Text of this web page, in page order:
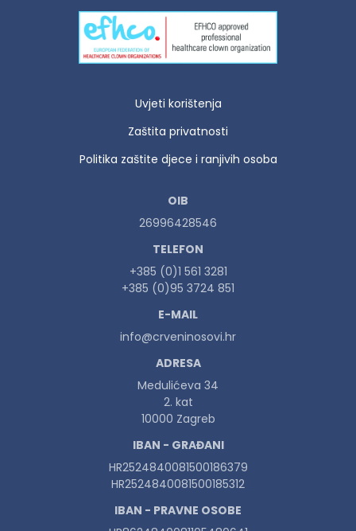
Uvjeti korištenja
Zaštita privatnosti
Politika zaštite djece i ranjivih osoba
OIB
26996428546
TELEFON
+385 (0)1 561 3281
+385 (0)95 3724 851
E-MAIL
info@crveninosovi.hr
ADRESA
Medulićeva 34
2. kat
10000 Zagreb
IBAN - GRAĐANI
HR2524840081500186379
HR2524840081500185312
IBAN - PRAVNE OSOBE